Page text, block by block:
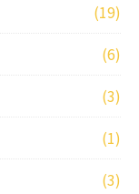
(19)
(6)
(3)
(1)
(3)